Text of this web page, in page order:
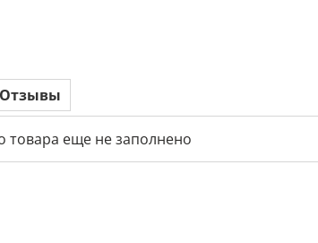
Отзывы
товара еще не заполнено